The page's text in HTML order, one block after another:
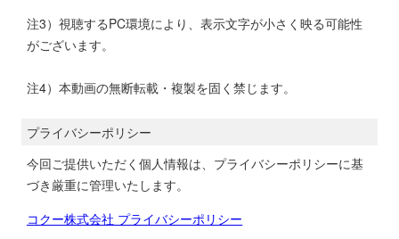
注3）視聴するPC環境により、表示文字が小さく映る可能性
がございます。
注4）本動画の無断転載・複製を固く禁じます。
プライバシーポリシー
今回ご提供いただく個人情報は、プライバシーポリシーに基
づき厳重に管理いたします。
コクー株式会社 プライバシーポリシー